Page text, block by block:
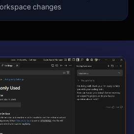
changes